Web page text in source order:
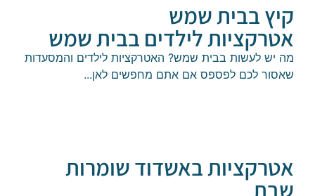
בבית שמש
לילדים בבית שמש
לעשות בבית שמש? האטרקציות לילדים והמסעדות
לכם לפספס אם אתם מחפשים לאן...
באשדוד שומרות